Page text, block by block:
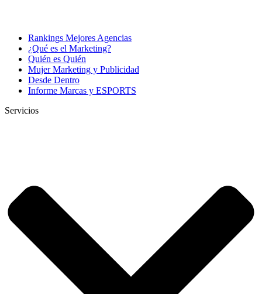
Rankings Mejores Agencias
¿Qué es el Marketing?
Quién es Quién
Mujer Marketing y Publicidad
Desde Dentro
Informe Marcas y ESPORTS
Servicios